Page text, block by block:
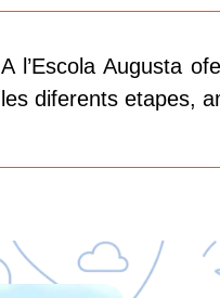
A l’Escola Augusta
les diferents etapes,